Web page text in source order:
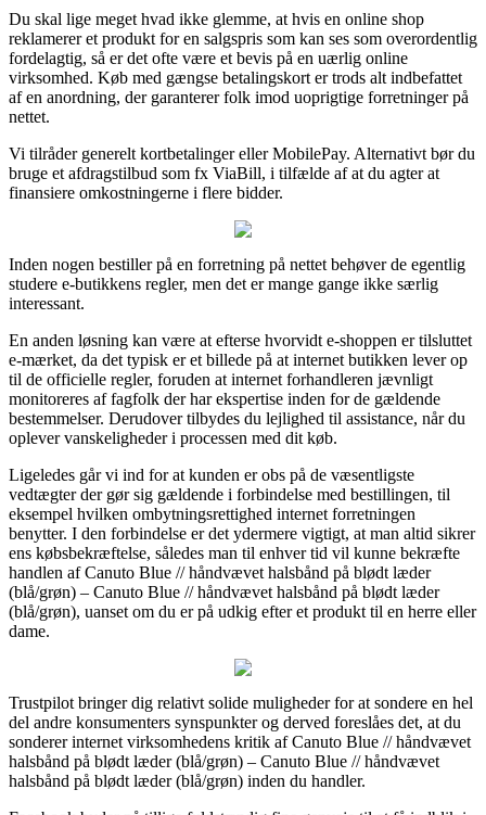
Du skal lige meget hvad ikke glemme, at hvis en online shop
reklamerer et produkt for en salgspris som kan ses som overordentlig
fordelagtig, så er det ofte være et bevis på en uærlig online
virksomhed. Køb med gængse betalingskort er trods alt indbefattet
af en anordning, der garanterer folk imod uoprigtige forretninger på
nettet.
Vi tilråder generelt kortbetalinger eller MobilePay. Alternativt bør du
bruge et afdragstilbud som fx ViaBill, i tilfælde af at du agter at
finansiere omkostningerne i flere bidder.
Inden nogen bestiller på en forretning på nettet behøver de egentlig
studere e-butikkens regler, men det er mange gange ikke særlig
interessant.
En anden løsning kan være at efterse hvorvidt e-shoppen er tilsluttet
e-mærket, da det typisk er et billede på at internet butikken lever op
til de officielle regler, foruden at internet forhandleren jævnligt
monitoreres af fagfolk der har ekspertise inden for de gældende
bestemmelser. Derudover tilbydes du lejlighed til assistance, når du
oplever vanskeligheder i processen med dit køb.
Ligeledes går vi ind for at kunden er obs på de væsentligste
vedtægter der gør sig gældende i forbindelse med bestillingen, til
eksempel hvilken ombytningsrettighed internet forretningen
benytter. I den forbindelse er det ydermere vigtigt, at man altid sikrer
ens købsbekræftelse, således man til enhver tid vil kunne bekræfte
handlen af Canuto Blue // håndvævet halsbånd på blødt læder
(blå/grøn) – Canuto Blue // håndvævet halsbånd på blødt læder
(blå/grøn), uanset om du er på udkig efter et produkt til en herre eller
dame.
Trustpilot bringer dig relativt solide muligheder for at sondere en hel
del andre konsumenters synspunkter og derved foreslåes det, at du
sonderer internet virksomhedens kritik af Canuto Blue // håndvævet
halsbånd på blødt læder (blå/grøn) – Canuto Blue // håndvævet
halsbånd på blødt læder (blå/grøn) inden du handler.